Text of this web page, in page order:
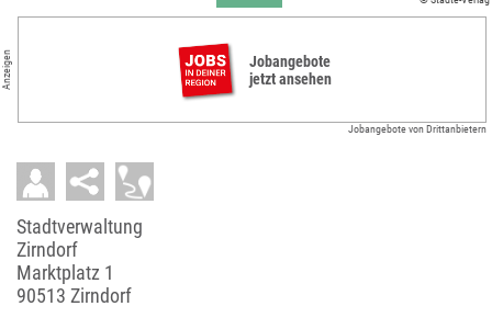
Anzeigen
Jobangebote
jetzt ansehen
Jobangebote von Drittanbietern
Stadtverwaltung
Zirndorf
Marktplatz 1
90513 Zirndorf